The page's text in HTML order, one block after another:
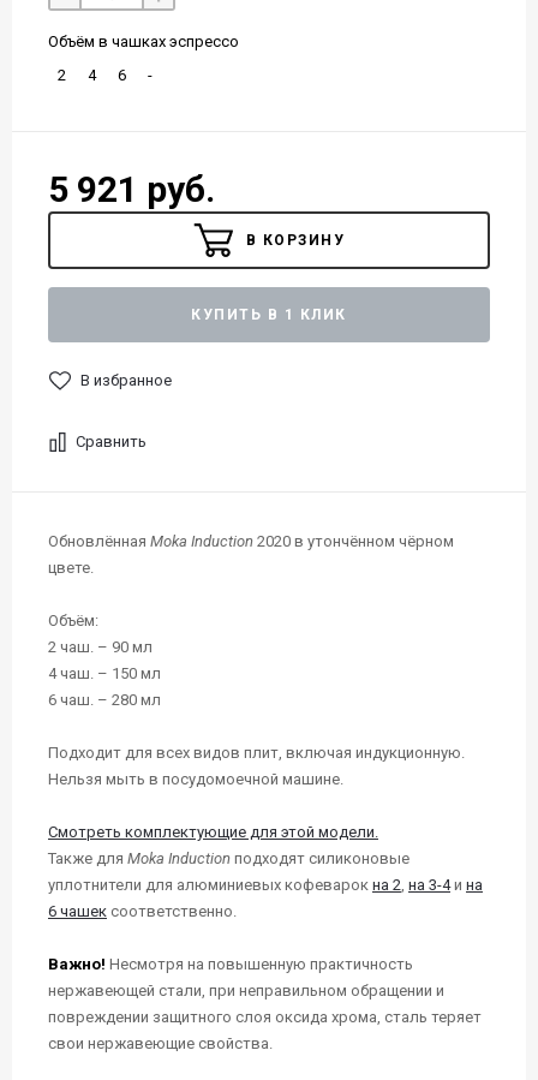
Объём в чашках эспрессо
2
4 6 -
5 921 руб.
В КОРЗИНУ
КУПИТЬ В 1 КЛИК
В избранное
Сравнить
Обновлённая Moka Induction 2020 в утончённом чёрном
цвете.
Объём:
2 чаш. – 90 мл
4 чаш. – 150 мл
6 чаш. – 280 мл
Подходит для всех видов плит, включая индукционную.
Нельзя мыть в посудомоечной машине.
Смотреть комплектующие для этой модели.
Также для Moka Induction подходят силиконовые
уплотнители для алюминиевых кофеварок на 2, на 3-4и на
6 чашек соответственно.
Важно! Несмотря на повышенную практичность
нержавеющей стали, при неправильном обращении и
повреждении защитного слоя оксида хрома, сталь теряет
свои нержавеющие свойства.